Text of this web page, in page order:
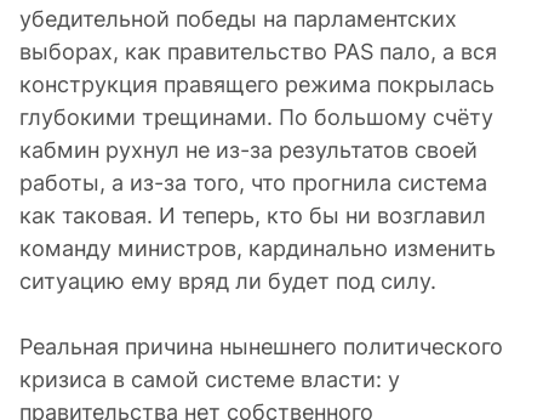
убедительной победы на парламентских
выборах, как правительство PAS пало, а вся
конструкция правящего режима покрылась
глубокими трещинами. По большому счёту
кабмин рухнул не из-за результатов своей
работы, а из-за того, что прогнила система
как таковая. И теперь, кто бы ни возглавил
команду министров, кардинально изменить
ситуацию ему вряд ли будет под силу.
Реальная причина нынешнего политического
кризиса в самой системе власти: у
правительства нет собственного